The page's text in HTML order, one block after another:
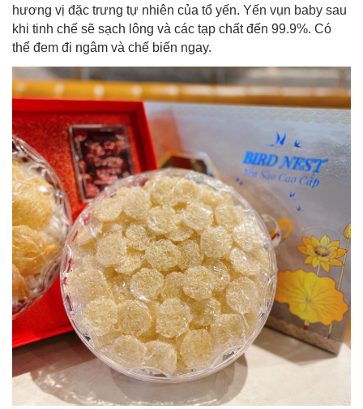
hương vị đặc trưng tự nhiên của tổ yến. Yến vụn baby sau
khi tinh chế sẽ sạch lông và các tạp chất đến 99.9%. Có
thể đem đi ngâm và chế biến ngay.